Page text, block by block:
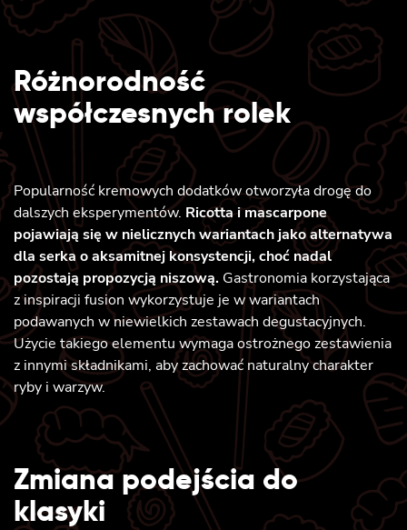
Różnorodność
współczesnych rolek
Popularność kremowych dodatków otworzyła drogę do
dalszych eksperymentów. Ricotta i mascarpone
pojawiają się w nielicznych wariantach jako alternatywa
dla serka o aksamitnej konsystencji, choć nadal
pozostają propozycją niszową. Gastronomia korzystająca
z inspiracji fusion wykorzystuje je w wariantach
podawanych w niewielkich zestawach degustacyjnych.
Użycie takiego elementu wymaga ostrożnego zestawienia
z innymi składnikami, aby zachować naturalny charakter
ryby i warzyw.
Zmiana podejścia do
klasyki